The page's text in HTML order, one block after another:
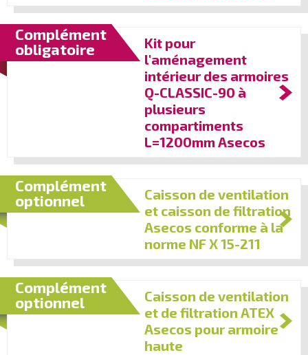
Complément
obligatoire
Kit pour
l'aménagement
intérieur des armoires
Q-CLASSIC-90 à
plusieurs
compartiments
L=1200mm Asecos
Complément
optionnel
Caisson de ventilation
et caisson de filtration
Asecos conforme à la
norme NF X 15-211
Complément
optionnel
Caisson de ventilation
et de filtration ATEX
Asecos pour armoire
haute